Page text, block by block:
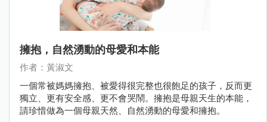
擁抱，自然湧動的母愛和本能
作者：黃淑文
一個常被媽媽擁抱、被愛得很完整也很飽足的孩子，反而更
獨立、更有安全感、更不會哭鬧。擁抱是母親天生的本能，
請珍惜做為一個母親天然、自然湧動的母愛和擁抱。